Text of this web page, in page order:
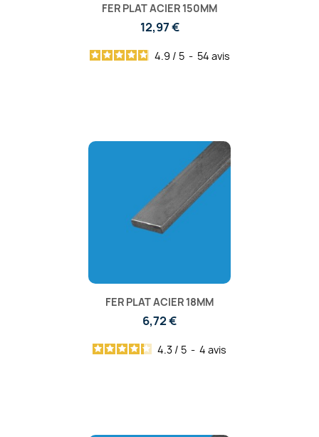
FER PLAT ACIER 150MM
12,97 €
4.9 / 5 - 54 avis
FER PLAT ACIER 18MM
6,72 €
4.3 / 5 - 4 avis